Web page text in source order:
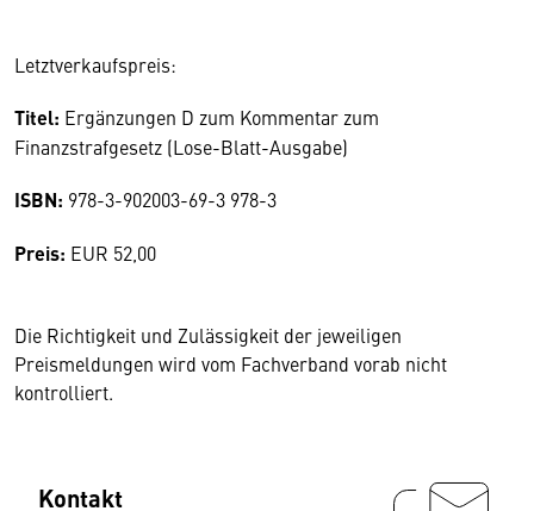
Letztverkaufspreis:
Titel: Ergänzungen D zum Kommentar zum
Finanzstrafgesetz (Lose-Blatt-Ausgabe)
ISBN: 978-3-902003-69-3 978-3
Preis: EUR 52,00
Die Richtigkeit und Zulässigkeit der jeweiligen
Preismeldungen wird vom Fachverband vorab nicht
kontrolliert.
Kontakt